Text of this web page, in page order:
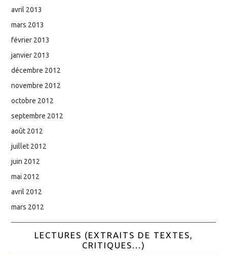
avril 2013
mars 2013
février 2013
janvier 2013
décembre 2012
novembre 2012
octobre 2012
septembre 2012
août 2012
juillet 2012
juin 2012
mai 2012
avril 2012
mars 2012
LECTURES (EXTRAITS DE TEXTES,
CRITIQUES...)